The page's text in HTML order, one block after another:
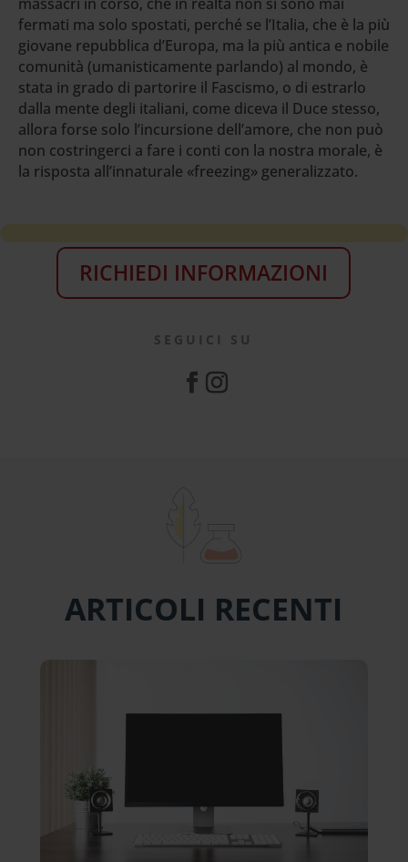
fermati ma solo spostati, perché se l’Italia, che è la più
giovane repubblica d’Europa, ma la più antica e nobile
comunità (umanisticamente parlando) al mondo, è
stata in grado di partorire il Fascismo, o di estrarlo
dalla mente degli italiani, come diceva il Duce stesso,
allora forse solo l’incursione dell’amore, che non può
non costringerci a fare i conti con la nostra morale, è
la risposta all’innaturale «freezing» generalizzato.
RICHIEDI INFORMAZIONI
SEGUICI SU
ARTICOLI RECENTI